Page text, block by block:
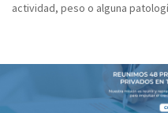
actividad, peso o alguna